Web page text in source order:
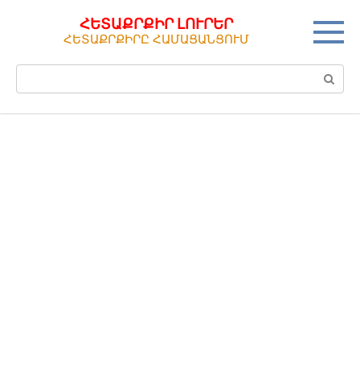
ՀԵՏԱՔՐՔԻՐ ԼՈՒՐԵՐ
ՀԵՏԱՔՐՔԻՐԸ ՀԱՄԱՑԱՆՑՈՒՄ
Поиск: